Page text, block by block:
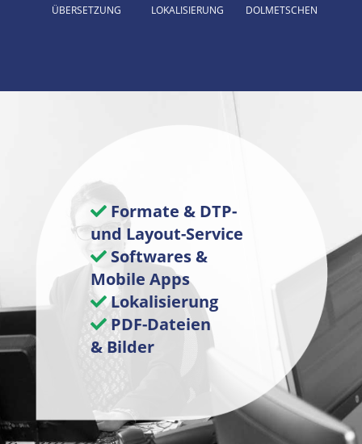
ÜBERSETZUNG LOKALISIERUNG DOLMETSCHEN
Formate & DTP-
und Layout-Service
Softwares &
Mobile Apps
Lokalisierung
PDF-Dateien
& Bilder